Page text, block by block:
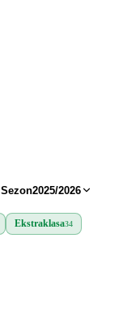
Sezon2025/2026
Ekstraklasa34